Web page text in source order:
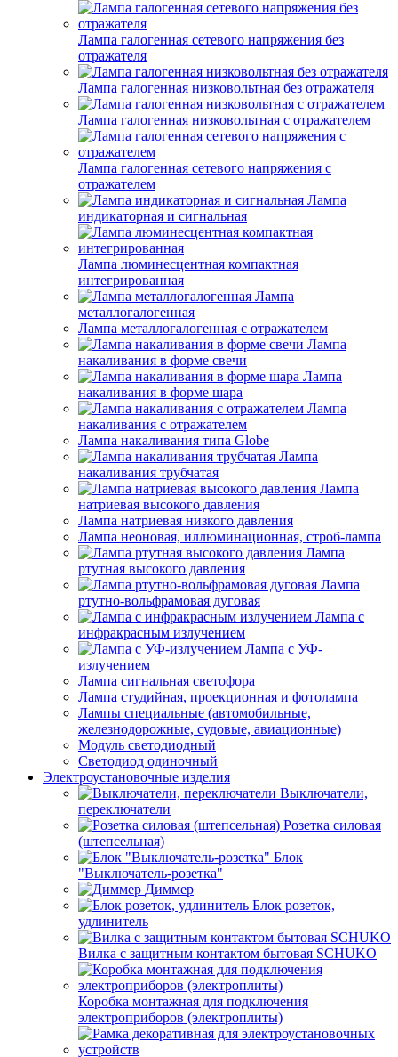
Лампа галогенная сетевого напряжения без
отражателя
Лампа галогенная низковольтная без отражателя
Лампа галогенная низковольтная с отражателем
Лампа галогенная сетевого напряжения с
отражателем
Лампа
индикаторная и сигнальная
Лампа люминесцентная компактная
интегрированная
Лампа
металлогалогенная
Лампа металлогалогенная с отражателем
Лампа
накаливания в форме свечи
Лампа
накаливания в форме шара
Лампа
накаливания с отражателем
Лампа накаливания типа Globe
Лампа
накаливания трубчатая
Лампа
натриевая высокого давления
Лампа натриевая низкого давления
Лампа неоновая, иллюминационная, строб-лампа
Лампа
ртутная высокого давления
Лампа
ртутно-вольфрамовая дуговая
Лампа с
инфракрасным излучением
Лампа с УФ-
излучением
Лампа сигнальная светофора
Лампа студийная, проекционная и фотолампа
Лампы специальные (автомобильные,
железнодорожные, судовые, авиационные)
Модуль светодиодный
Светодиод одиночный
Электроустановочные изделия
Выключатели,
переключатели
Розетка силовая
(штепсельная)
Блок
"Выключатель-розетка"
Диммер
Блок розеток,
удлинитель
Вилка с защитным контактом бытовая SCHUKO
Коробка монтажная для подключения
электроприборов (электроплиты)